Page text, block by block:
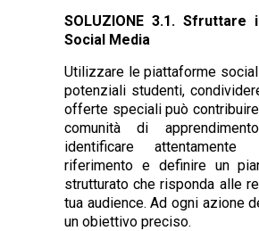
SOLUZIONE 3.1.
Social Media
Utilizzare le piattaforme
potenziali studenti,
offerte speciali può contribuire
comunità di
identificare
riferimento e definire un
strutturato che risponda alle
tua audience. Ad ogni azione
un obiettivo preciso.